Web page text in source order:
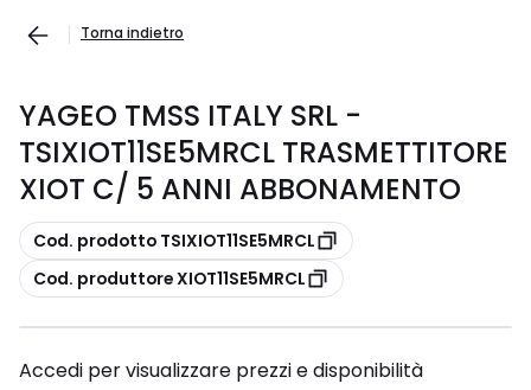
Torna indietro
YAGEO TMSS ITALY SRL -
TSIXIOT11SE5MRCL TRASMETTITORE
XIOT C/ 5 ANNI ABBONAMENTO
copia
Cod. prodotto TSIXIOT11SE5MRCL
copia
Cod. produttore XIOT11SE5MRCL
Accedi per visualizzare prezzi e disponibilità